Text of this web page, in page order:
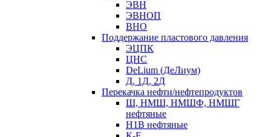
ЭВН
ЭВНОП
ВНО
Поддержание пластового давления
ЭЦПК
ЦНС
DeLium (ДеЛиум)
Д, 1Д, 2Д
Перекачка нефти/нефтепродуктов
Ш, НМШ, НМШФ, НМШГ
нефтяные
Н1В нефтяные